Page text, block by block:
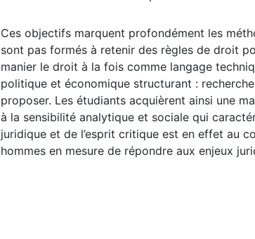
Ces objectifs marquent profondément les
sont pas formés à retenir des règles de droit
manier le droit à la fois comme langage
politique et économique structurant :
proposer. Les étudiants acquièrent ainsi une
à la sensibilité analytique et sociale qui
juridique et de l’esprit critique est en effet au
hommes en mesure de répondre aux enjeux